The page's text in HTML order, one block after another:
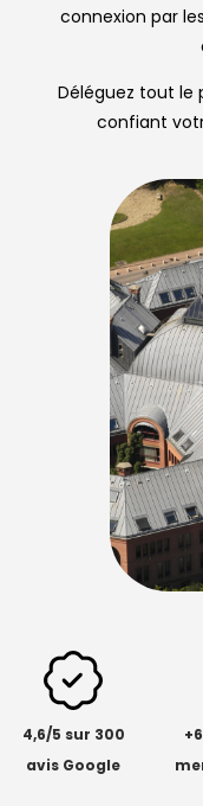
connexion par
Déléguez tout le
confiant
4,6/5 sur 300
avis Google